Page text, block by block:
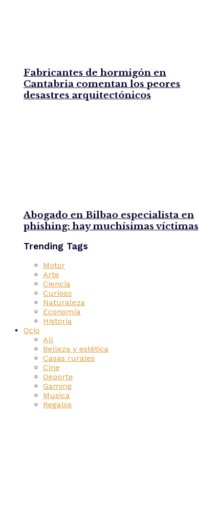
Fabricantes de hormigón en
Cantabria comentan los peores
desastres arquitectónicos
Abogado en Bilbao especialista en
phishing: hay muchísimas víctimas
Trending Tags
Motor
Arte
Ciencia
Curioso
Naturaleza
Economía
Historia
Ocio
All
Belleza y estética
Casas rurales
Cine
Deporte
Gaming
Musica
Regalos